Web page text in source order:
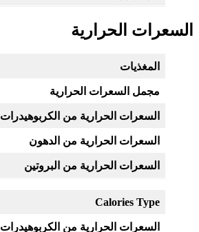
السعرات الحرارية
المغذيات
مجمل السعرات الحرارية
السعرات الحرارية من الكربوهيدرات
السعرات الحرارية من الدهون
السعرات الحرارية من البروتين
Calories Type
السعرات الحرارية من الكربوهيدرات